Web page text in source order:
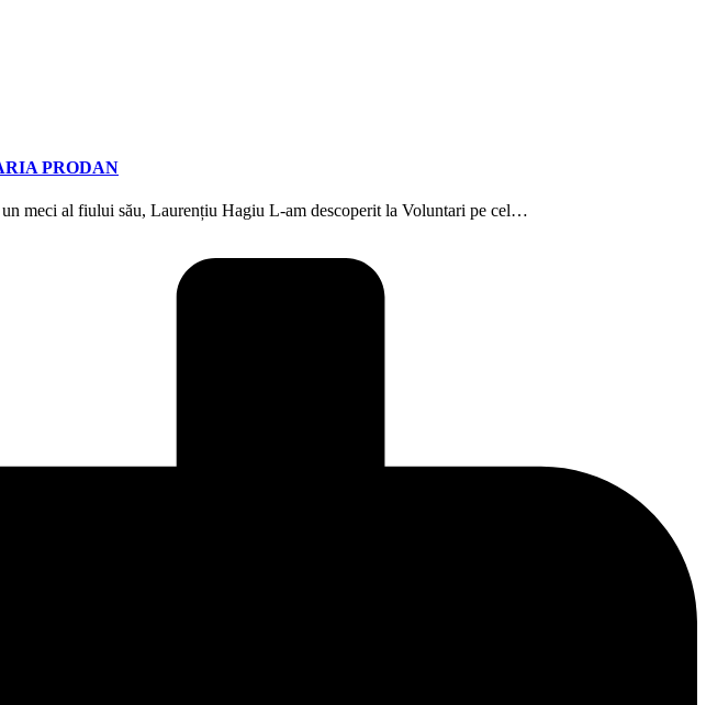
PRODAN
meci al fiului său, Laurențiu Hagiu L-am descoperit la Voluntari pe cel…